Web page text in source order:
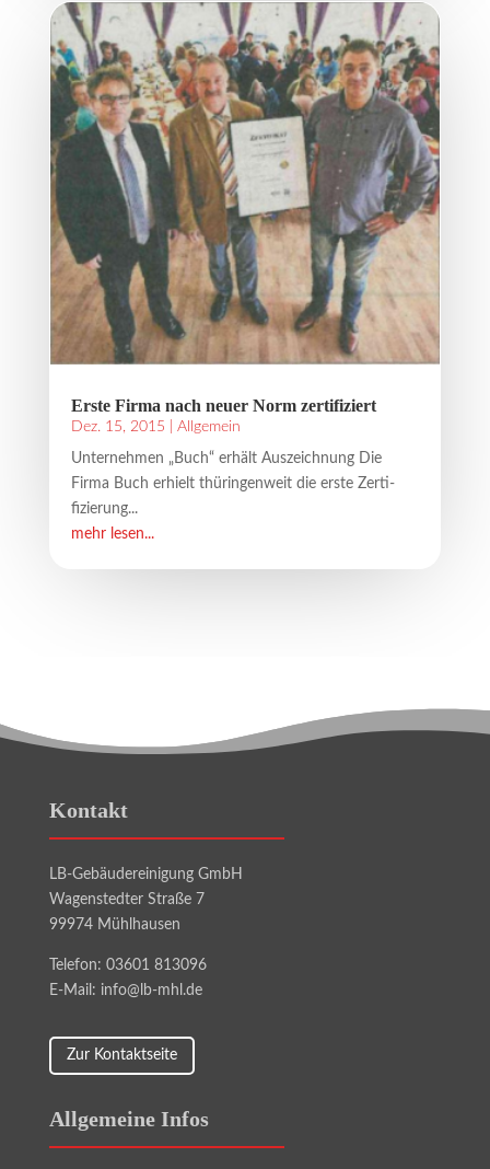
Erste Firma nach neuer Norm zertifiziert
Dez. 15, 2015 Allgemein
Unternehmen „Buch“ erhält Auszeichnung Die
Firma Buch erhielt thüringenweit die erste Zerti-
fizierung...
mehr lesen...
Kontakt
LB-Gebäudereinigung GmbH
Wagenstedter Straße 7
99974 Mühlhausen
Telefon: 03601 813096
E-Mail: info@lb-mhl.de
Zur Kontaktseite
Allgemeine Infos